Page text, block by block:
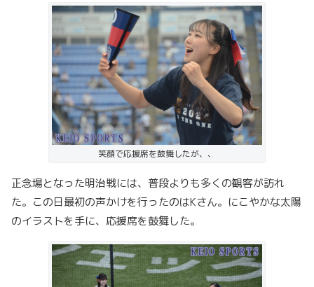
笑顔で応援席を鼓舞したが、、
正念場となった明治戦には、普段よりも多くの観客が訪れ
た。この日最初の声かけを行ったのはKさん。にこやかな太陽
のイラストを手に、応援席を鼓舞した。